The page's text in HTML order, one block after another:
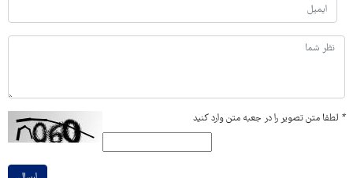
* لطفا متن تصویر را در جعبه متن وارد کنید